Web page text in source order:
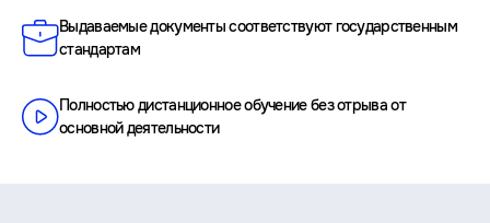
Выдаваемые документы соответствуют государственным
стандартам
Полностью дистанционное обучение без отрыва от
основной деятельности